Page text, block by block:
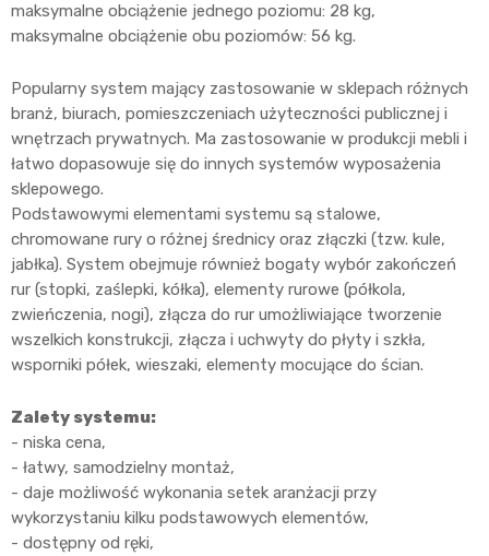
maksymalne obciążenie jednego poziomu: 28 kg,
maksymalne obciążenie obu poziomów: 56 kg.
Popularny system mający zastosowanie w sklepach różnych
branż, biurach, pomieszczeniach użyteczności publicznej i
wnętrzach prywatnych. Ma zastosowanie w produkcji mebli i
łatwo dopasowuje się do innych systemów wyposażenia
sklepowego.
Podstawowymi elementami systemu są stalowe,
chromowane rury o różnej średnicy oraz złączki (tzw. kule,
jabłka). System obejmuje również bogaty wybór zakończeń
rur (stopki, zaślepki, kółka), elementy rurowe (półkola,
zwieńczenia, nogi), złącza do rur umożliwiające tworzenie
wszelkich konstrukcji, złącza i uchwyty do płyty i szkła,
wsporniki półek, wieszaki, elementy mocujące do ścian.
Zalety systemu:
- niska cena,
- łatwy, samodzielny montaż,
- daje możliwość wykonania setek aranżacji przy
wykorzystaniu kilku podstawowych elementów,
- dostępny od ręki,